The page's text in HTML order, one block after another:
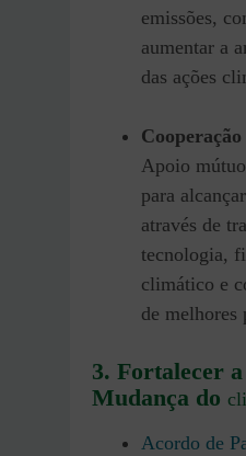
emissões,
aumentar a
das ações
Apoio
para
através de
tecnologia,
climático e
de melhores
3. Fortalecer
Mudança do
Acordo de